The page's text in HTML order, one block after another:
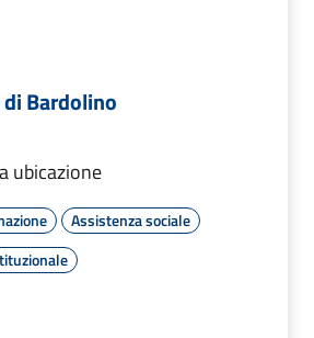
di Bardolino
ubicazione
Assistenza sociale